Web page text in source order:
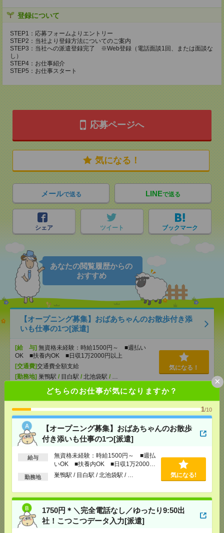
どちらのお仕事が気になりますか？
1/10
【オープニング募集】おばあちゃんのお散歩
付き添いも仕事の1つ[派遣]
給与
無資格未経験：時給1500円～ ■週払
いOK ■扶養内OK ■日収1万2000円
以上
勤務地 巣鴨駅 / 目白駅 / 北池袋駅 / … 気になる!
1750円＊＼完全電話なし／ゆったり9:50出
社！こつこつデータ入力[派遣]
×
登録について
STEP1：応募フォームよりエントリー
STEP2：当社より登録方法についてのご案内
STEP3：当社への派遣登録完了 ※Web登録（電話面談1回、または面談な
し）
STEP4：お仕事紹介
STEP5：お仕事スタート
応募ページへ
気になる！
メールで送る LINEで送る
シェア ツイート ブックマーク
あなたの閲覧履歴からの
おすすめ
【オープニング募集】おばあちゃんのお散歩付き添
いも仕事の1つ[派遣]
[給 与] 無資格未経験：時給1500円～ ■週払い
OK ■扶養内OK ■日収1万2000円以上
[交通費]交通費全額支給
[勤務地] 巣鴨駅 / 目白駅 / 北池袋駅 / …
気になる！
1750円＊＼完全電話なし／ゆったり9:50出社！こつ
こつデータ入力[派遣]
[給 与]
時給1750円
[交通費] 全額支給
銀座駅から徒歩4分
有楽町駅から徒歩10
業＊契約書類の整理など[派遣]
[給 与]
時給2000円＋交 ■給与の前払いが可能な
速払いサービスあり